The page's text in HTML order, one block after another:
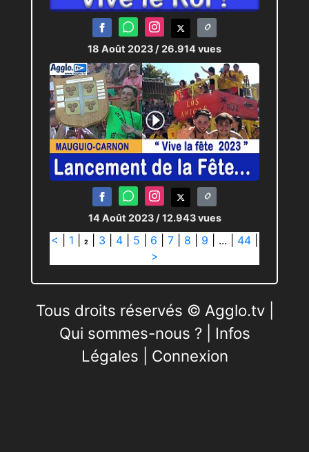
18 Août 2023 / 26.914 vues
14 Août 2023 / 12.943 vues
< 1 2 3 4 5 6 7 8 9 ... 44
>
Tous droits réservés © Agglo.tv |
Qui sommes-nous ?| Infos
Légales
Connexion